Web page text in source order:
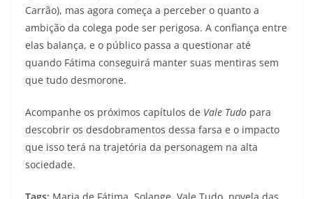
Carrão), mas agora começa a perceber o quanto a
ambição da colega pode ser perigosa. A confiança entre
elas balança, e o público passa a questionar até
quando Fátima conseguirá manter suas mentiras sem
que tudo desmorone.
Acompanhe os próximos capítulos de Vale Tudo para
descobrir os desdobramentos dessa farsa e o impacto
que isso terá na trajetória da personagem na alta
sociedade.